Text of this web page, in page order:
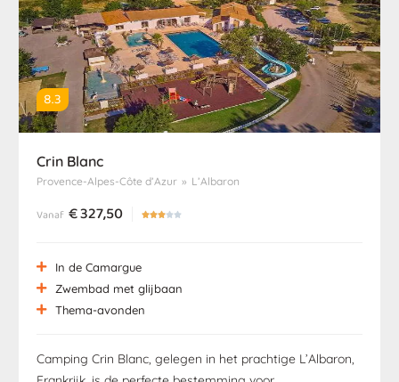
8.3
Crin Blanc
Provence-Alpes-Côte d’Azur » L’Albaron
Vanaf €327,50  
In de Camargue
Zwembad met glijbaan
Thema-avonden
Camping Crin Blanc, gelegen in het prachtige L’Albaron,